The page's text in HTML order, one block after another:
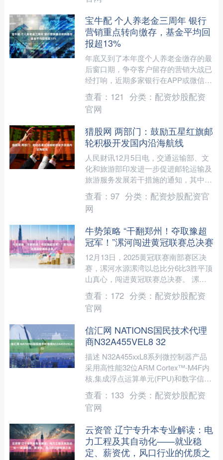
宝牛配 个人养老金三周年 银行
营销重点转向缴存，基金平均回
报超13%
年底又到了本年度个人养老金缴存的最
后窗口期，争夺客户留存的营销大战已
经打响，近期多家银行在APP或微信公
众号推广个人养老金缴存有礼活动。部
分基金公司开始推广自家....
查看： 121 分类： 配资炒股配资
官网
猎股网 两部门：鼓励五星红旗邮
轮积极开发国内沿海航线
人民财讯12月5日电，交通运输部、文
化和旅游部印发进一步促进邮轮运输及
旅游服务发展若干措施的通知，其中提
出，丰富邮轮航线和产品。 （一）拓
展邮轮始发航线。鼓励五....
查看： 97 分类： 配资炒股配资官
网
牛势策略 “干翻郑州！夺取豫超
冠军！”漯河闯进黄冠联赛总决赛
12月13日，2025黄冠联赛南部赛区决
赛，漯河水源漯湾以总比分6比3胜平顶
山真心，闯进黄冠联赛总决赛。 漯河
水源漯湾与郑州豫华二胖，将争夺本届
赛事冠军，获胜者....
查看： 172 分类： 配资炒股配资
官网
信汇网 NATIONS国民技术代理
商N32A455VEL8 32
描述 N32A455xxL8系列微控制器产品
采用高性能32位ARM Cortex™-M4F内
核,集成浮点运算单元(FPU)和数字信号
处理(DSP),支持并行计算....
查看： 133 分类： 配资炒股配资
官网
云资管 辽宁专升本专业解读：电
力工程及其自动化——就业稳
定、薪资优，风口行业的优质之